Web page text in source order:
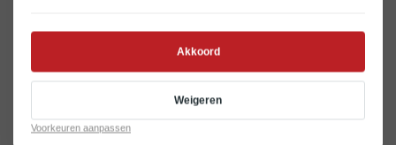
Akkoord
Weigeren
Voorkeuren aanpassen